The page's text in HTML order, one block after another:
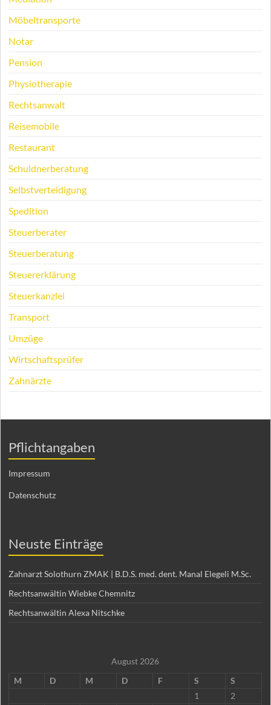
Möbeltransporte
Notar
Pension
Physiotherapie
Rechtsanwalt
Reisemobile
Restaurant
Schuldnerberatung
Selbstverteidigung
Spedition
Steuerberater
Steuerberatung
Steuererklärung
Steuerkanzlei
Transport
Umzüge
Wirtschaftsprüfer
Zahnärzte
Pflichtangaben
Impressum
Datenschutz
Neuste Einträge
Zahnarzt Solothurn ZMAK | B.D.S. med. dent. Manal Elegeli M.Sc.
Rechtsanwältin Wiebke Chemnitz
Rechtsanwältin Alexa Nitschke
August 2026
M
D M D F S
S
1
2